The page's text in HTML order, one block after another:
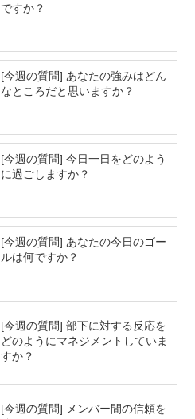
ですか？
[今週の質問] あなたの強みはどん
なところだと思いますか？
[今週の質問] 今日一日をどのよう
に過ごしますか？
[今週の質問] あなたの今日のゴー
ルは何ですか？
[今週の質問] 部下に対する反応を
どのようにマネジメントしていま
すか？
[今週の質問] メンバー間の信頼を